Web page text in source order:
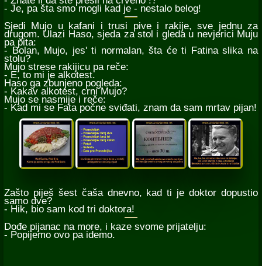
- Je, pa šta smo mogli kad je - nestalo belog!
Sjedi Mujo u kafani i trusi pive i rakije, sve jednu za
drugom. Ulazi Haso, sjeda za stol i gleda u nevjerici Muju
pa pita:
- Bolan, Mujo, jes' ti normalan, šta će ti Fatina slika na
stolu?
Mujo strese rakijicu pa reče:
- E, to mi je alkotest.
Haso ga zbunjeno pogleda:
- Kakav alkotest, crni Mujo?
Mujo se nasmije i reče:
- Kad mi se Fata počne sviđati, znam da sam mrtav pijan!
Zašto piješ šest čaša dnevno, kad ti je doktor dopustio
samo dve?
- Hik, bio sam kod tri doktora!
Dođe pijanac na more, i kaze svome prijatelju:
- Popijemo ovo pa idemo.